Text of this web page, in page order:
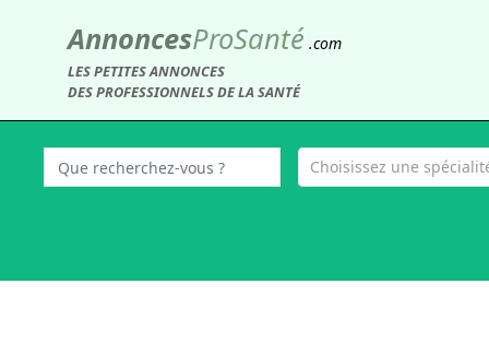
AnnoncesProSanté .com
LES PETITES ANNONCES
DES PROFESSIONNELS DE LA SANTÉ
Choisissez une